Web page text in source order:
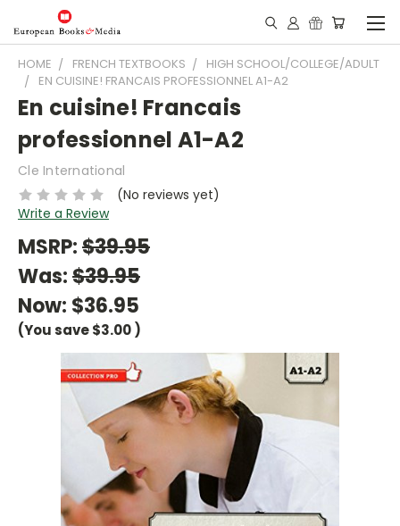
HOME FRENCH TEXTBOOKS
HIGH SCHOOL/COLLEGE/ADULT
EN CUISINE! FRANCAIS PROFESSIONNEL A1-A2
En cuisine! Francais
professionnel A1-A2
Cle International
(No reviews yet)
Write a Review
MSRP:$39.95
Was:$39.95
Now: $36.95
(You save$3.00)